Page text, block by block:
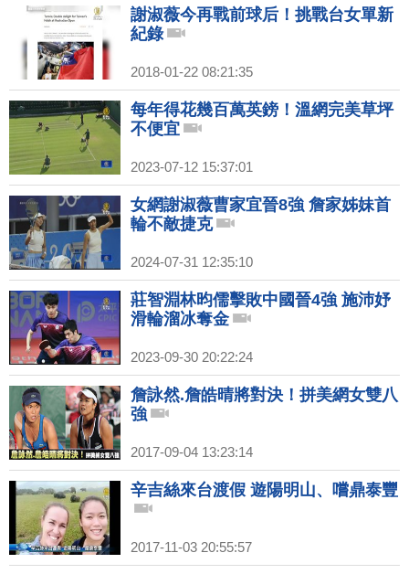
謝淑薇今再戰前球后！挑戰台女單新
紀錄
2018-01-22 08:21:35
每年得花幾百萬英鎊！溫網完美草坪
不便宜
2023-07-12 15:37:01
女網謝淑薇曹家宜晉8強 詹家姊妹首
輪不敵捷克
2024-07-31 12:35:10
莊智淵林昀儒擊敗中國晉4強 施沛妤
滑輪溜冰奪金
2023-09-30 20:22:24
詹詠然.詹皓晴將對決！拼美網女雙八
強
2017-09-04 13:23:14
辛吉絲來台渡假 遊陽明山、嚐鼎泰豐
2017-11-03 20:55:57